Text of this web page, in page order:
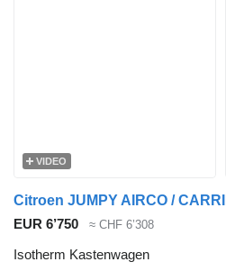
VIDEO
Citroen JUMPY AIRCO /
EUR 6’750
≈ CHF 6’308
Isotherm Kastenwagen